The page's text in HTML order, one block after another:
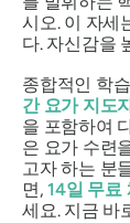
시오. 이 자세
다. 자신감을
종합적인 학
간 요가 지도
을 포함하여
은 요가 수련
고자 하는 분
면,14일 무료
세요. 지금 바